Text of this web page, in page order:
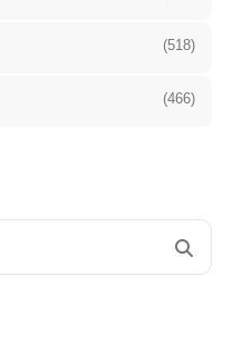
(518)
(466)